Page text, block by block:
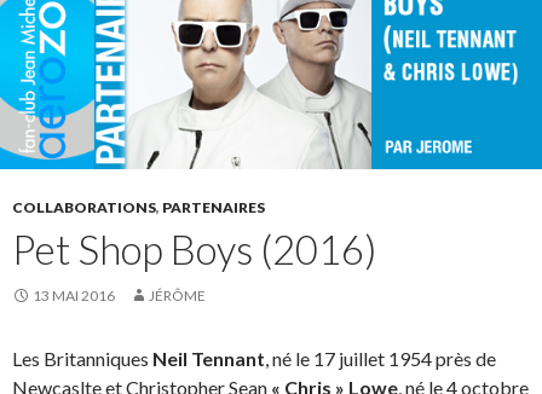
COLLABORATIONS, PARTENAIRES
Pet Shop Boys (2016)
13 MAI 2016 JÉRÔME
Les Britanniques Neil Tennant, né le 17 juillet 1954 près de
Newcaslte et Christopher Sean « Chris » Lowe, né le 4 octobre